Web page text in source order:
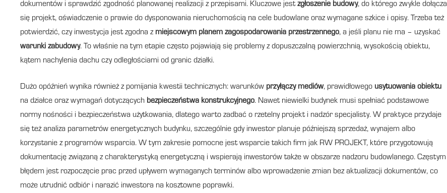
dokumentów i sprawdzić zgodność planowanej realizacji z przepisami. Kluczowe jestzgłoszenie budowy, do którego zwykle dołącza
się projekt, oświadczenie o prawie do dysponowania nieruchomością na cele budowlane oraz wymagane szkice i opisy. Trzeba też
potwierdzić, czy inwestycja jest zgodna z miejscowym planem zagospodarowania przestrzennego, a jeśli planu nie ma – uzyskać
warunki zabudowy. To właśnie na tym etapie często pojawiają się problemy z dopuszczalną powierzchnią, wysokością obiektu,
kątem nachylenia dachu czy odległościami od granic działki.
Dużo opóźnień wynika również z pomijania kwestii technicznych: warunków przyłączy mediów, prawidłowego usytuowania obiektu
na działce oraz wymagań dotyczących bezpieczeństwa konstrukcyjnego. Nawet niewielki budynek musi spełniać podstawowe
normy nośności i bezpieczeństwa użytkowania, dlatego warto zadbać o rzetelny projekt i nadzór specjalisty. W praktyce przydaje
się też analiza parametrów energetycznych budynku, szczególnie gdy inwestor planuje późniejszą sprzedaż, wynajem albo
korzystanie z programów wsparcia. W tym zakresie pomocne jest wsparcie takich firm jak RW PROJEKT, które przygotowują
dokumentację związaną z charakterystyką energetyczną i wspierają inwestorów także w obszarze nadzoru budowlanego. Częstym
błędem jest rozpoczęcie prac przed upływem wymaganych terminów albo wprowadzenie zmian bez aktualizacji dokumentów, co
może utrudnić odbiór i narazić inwestora na kosztowne poprawki.